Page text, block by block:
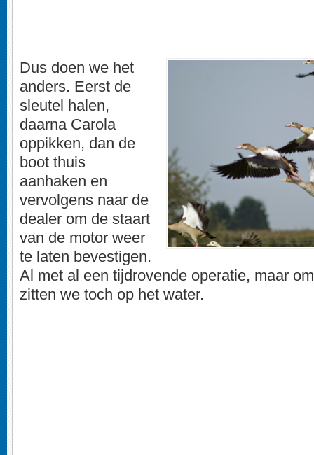
Dus doen we het
anders. Eerst de
sleutel halen,
daarna Carola
oppikken, dan de
boot thuis
aanhaken en
vervolgens naar de
dealer om de staart
van de motor weer
te laten bevestigen.
Al met al een tijdrovende operatie, maar
zitten we toch op het water.